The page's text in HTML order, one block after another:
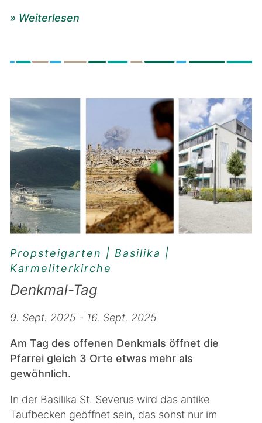
» Weiterlesen
Propsteigarten | Basilika |
Karmeliterkirche
Denkmal-Tag
9. Sept. 2025 - 16. Sept. 2025
Am Tag des offenen Denkmals öffnet die
Pfarrei gleich 3 Orte etwas mehr als
gewöhnlich.
In der Basilika St. Severus wird das antike
Taufbecken geöffnet sein, das sonst nur im